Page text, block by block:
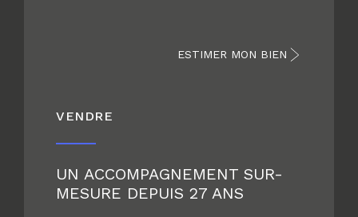
ESTIMER MON BIEN
VENDRE
UN ACCOMPAGNEMENT SUR-
MESURE DEPUIS 27 ANS